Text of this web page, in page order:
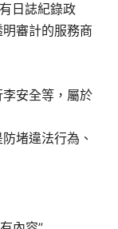
日誌紀錄政
審計的服務商
安全等，屬於
堵違法行為、